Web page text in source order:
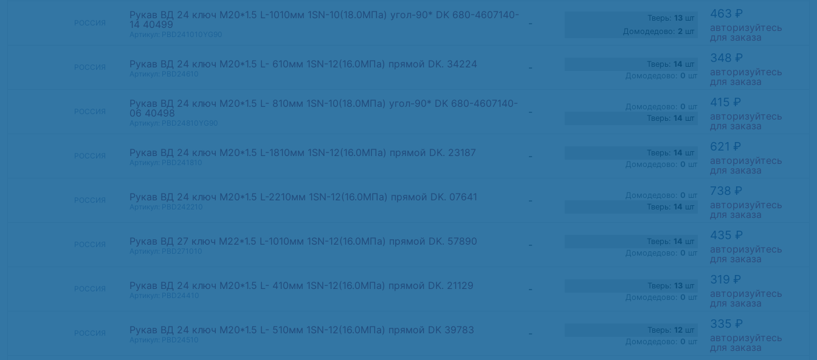
Рукав ВД 24 ключ М20*1.5 L-1010мм 1SN-10(18.0МПа) угол-90* DK 680-4607140-
14 40499
- Тверь: 13шт
Домодедово: 2 шт
463 ₽
авторизуйтесь
для заказа
Рукав ВД 24 ключ М20*1.5 L- 610мм 1SN-12(16.0МПа) прямой DK. 34224 - Тверь: 14 шт
Домодедово: 0 шт
348 ₽
авторизуйтесь
для заказа
Рукав ВД 24 ключ М20*1.5 L- 810мм 1SN-10(18.0МПа) угол-90* DK 680-4607140-
06 40498
- Домодедово: 0 шт
Тверь: 14 шт
415 ₽
авторизуйтесь
для заказа
Рукав ВД 24 ключ М20*1.5 L-1810мм 1SN-12(16.0МПа) прямой DK. 23187 - Тверь: 14 шт
Домодедово: 0 шт
621 ₽
авторизуйтесь
для заказа
Рукав ВД 24 ключ М20*1.5 L-2210мм 1SN-12(16.0МПа) прямой DK. 07641 - Домодедово: 0 шт
Тверь: 14 шт
738 ₽
авторизуйтесь
для заказа
Рукав ВД 27 ключ М22*1.5 L-1010мм 1SN-12(16.0МПа) прямой DK. 57890 - Тверь: 14 шт
Домодедово: 0 шт
435 ₽
авторизуйтесь
для заказа
Рукав ВД 24 ключ М20*1.5 L- 410мм 1SN-12(16.0МПа) прямой DK. 21129 - Тверь: 13шт
Домодедово: 0 шт
319 ₽
авторизуйтесь
для заказа
Рукав ВД 24 ключ М20*1.5 L- 510мм 1SN-12(16.0МПа) прямой DK 39783 - Тверь: 12 шт
Домодедово: 0 шт
335 ₽
авторизуйтесь
для заказа